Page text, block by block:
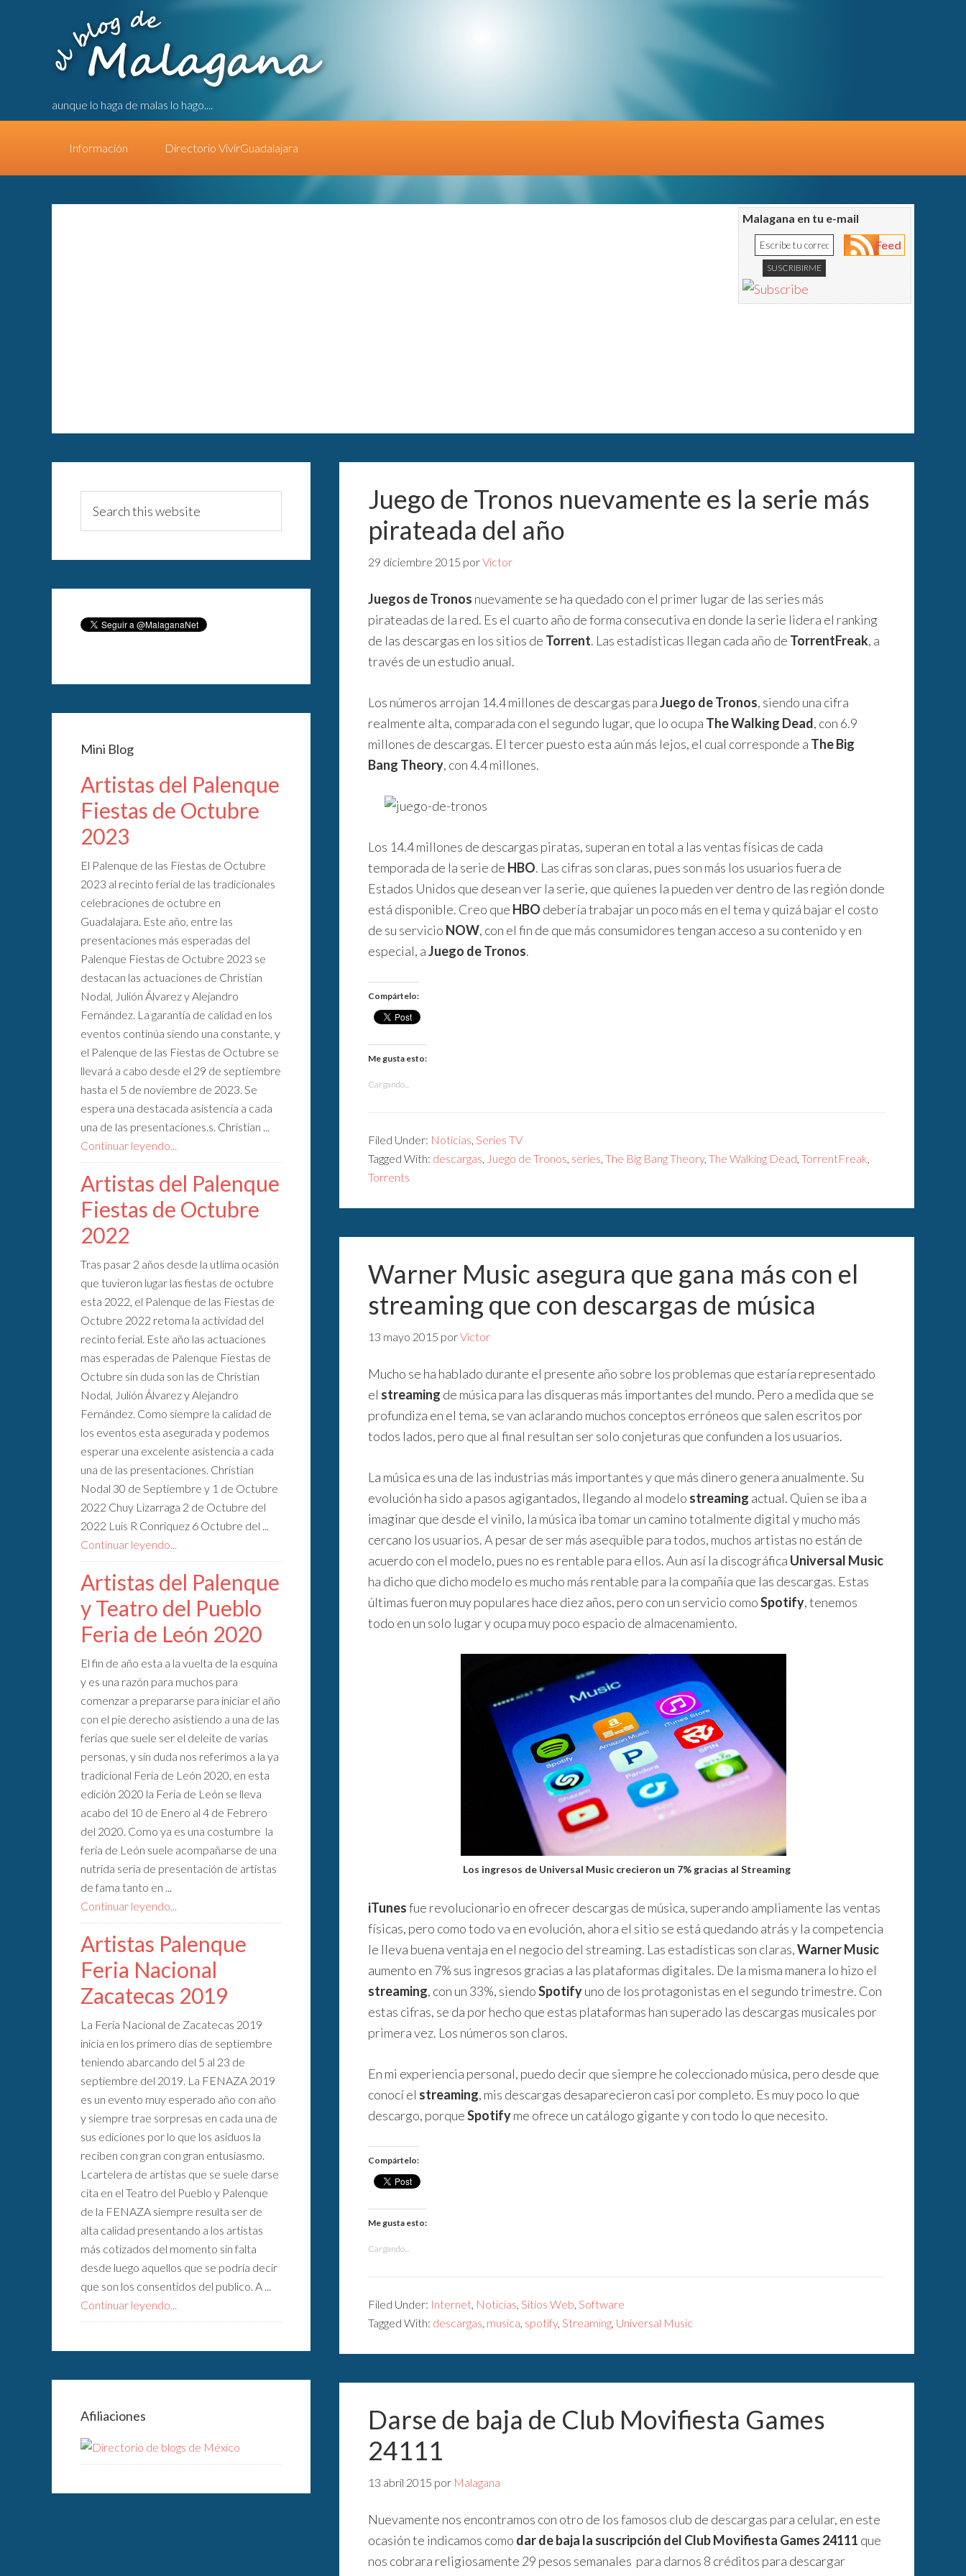
aunque lo haga de malas lo hago....
Información Directorio VivirGuadalajara
Malagana en tu e-mail
Feed
Juego de Tronos nuevamente es la serie más
pirateada del año
29 diciembre 2015 porVictor
Juegos de Tronos nuevamente se ha quedado con el primer lugar de las series más
pirateadas de la red. Es el cuarto año de forma consecutiva en donde la serie lidera el ranking
de las descargas en los sitios de Torrent. Las estadísticas llegan cada año de TorrentFreak, a
través de un estudio anual.
Los números arrojan 14.4 millones de descargas paraJuego de Tronos, siendo una cifra
realmente alta, comparada con el segundo lugar, que lo ocupa The Walking Dead, con 6.9
millones de descargas. El tercer puesto esta aún más lejos, el cual corresponde a The Big
Bang Theory, con 4.4 millones.
Los 14.4 millones de descargas piratas, superan en total a las ventas físicas de cada
temporada de la serie de HBO. Las cifras son claras, pues son más los usuarios fuera de
Estados Unidos que desean ver la serie, que quienes la pueden ver dentro de las región donde
está disponible. Creo que HBO debería trabajar un poco más en el tema y quizá bajar el costo
de su servicio NOW, con el fin de que más consumidores tengan acceso a su contenido y en
especial, aJuego de Tronos.
Compártelo:
Me gusta esto:
Cargando...
Filed Under: Noticias, Series TV
Tagged With: descargas, Juego de Tronos, series, The Big Bang Theory, The Walking Dead, TorrentFreak,
Torrents
Warner Music asegura que gana más con el
streaming que con descargas de música
13 mayo 2015 porVictor
Mucho se ha hablado durante el presente año sobre los problemas que estaría representado
el streaming de música para las disqueras más importantes del mundo. Pero a medida que se
profundiza en el tema, se van aclarando muchos conceptos erróneos que salen escritos por
todos lados, pero que al final resultan ser solo conjeturas que confunden a los usuarios.
La música es una de las industrias más importantes y que más dinero genera anualmente. Su
evolución ha sido a pasos agigantados, llegando al modelo streaming actual. Quien se iba a
imaginar que desde el vinilo, la música iba tomar un camino totalmente digital y mucho más
cercano los usuarios. A pesar de ser más asequible para todos, muchos artistas no están de
acuerdo con el modelo, pues no es rentable para ellos. Aun así la discográfica Universal Music
ha dicho que dicho modelo es mucho más rentable para la compañía que las descargas. Estas
últimas fueron muy populares hace diez años, pero con un servicio comoSpotify, tenemos
todo en un solo lugar y ocupa muy poco espacio de almacenamiento.
Los ingresos de Universal Music crecieron un 7% gracias al Streaming
iTunesfue revolucionario en ofrecer descargas de música, superando ampliamente las ventas
físicas, pero como todo va en evolución, ahora el sitio se está quedando atrás y la competencia
le lleva buena ventaja en el negocio del streaming. Las estadísticas son claras,Warner Music
aumento en 7% sus ingresos gracias a las plataformas digitales. De la misma manera lo hizo el
streaming, con un 33%, siendoSpotifyuno de los protagonistas en el segundo trimestre. Con
estas cifras, se da por hecho que estas plataformas han superado las descargas musicales por
primera vez. Los números son claros.
En mi experiencia personal, puedo decir que siempre he coleccionado música, pero desde que
conocí el streaming, mis descargas desaparecieron casi por completo. Es muy poco lo que
descargo, porqueSpotifyme ofrece un catálogo gigante y con todo lo que necesito.
Compártelo:
Me gusta esto:
Cargando...
Filed Under: Internet, Noticias, Sitios Web, Software
Tagged With: descargas, musica, spotify, Streaming, Universal Music
Darse de baja de Club Movifiesta Games
24111
13 abril 2015 por Malagana
Nuevamente nos encontramos con otro de los famosos club de descargas para celular, en este
ocasión te indicamos como dar de baja la suscripción del Club Movifiesta Games 24111 que
nos cobrara religiosamente 29 pesos semanales para darnos 8 créditos para descargar
Mini Blog
Artistas del Palenque
Fiestas de Octubre
2023
El Palenque de las Fiestas de Octubre
2023 al recinto ferial de las tradicionales
celebraciones de octubre en
Guadalajara. Este año, entre las
presentaciones más esperadas del
Palenque Fiestas de Octubre 2023 se
destacan las actuaciones de Christian
Nodal, Julión Álvarez y Alejandro
Fernández. La garantía de calidad en los
eventos continúa siendo una constante, y
el Palenque de las Fiestas de Octubre se
llevará a cabo desde el 29 de septiembre
hasta el 5 de noviembre de 2023. Se
espera una destacada asistencia a cada
una de las presentaciones.s. Christian ...
Continuar leyendo...
Artistas del Palenque
Fiestas de Octubre
2022
Tras pasar 2 años desde la utlima ocasión
que tuvieron lugar las fiestas de octubre
esta 2022, el Palenque de las Fiestas de
Octubre 2022 retoma la actividad del
recinto ferial. Este año las actuaciones
mas esperadas de Palenque Fiestas de
Octubre sin duda son las de Christian
Nodal, Julión Álvarez y Alejandro
Fernández. Como siempre la calidad de
los eventos esta asegurada y podemos
esperar una excelente asistencia a cada
una de las presentaciones. Christian
Nodal 30 de Septiembre y 1 de Octubre
2022 Chuy Lizarraga 2 de Octubre del
2022 Luis R Conriquez 6 Octubre del ...
Continuar leyendo...
Artistas del Palenque
y Teatro del Pueblo
Feria de León 2020
El fin de año esta a la vuelta de la esquina
y es una razón para muchos para
comenzar a prepararse para iniciar el año
con el pie derecho asistiendo a una de las
ferias que suele ser el deleite de varias
personas, y sin duda nos referimos a la ya
tradicional Feria de León 2020, en esta
edición 2020 la Feria de León se lleva
acabo del 10 de Enero al 4 de Febrero
del 2020. Como ya es una costumbre la
feria de León suele acompañarse de una
nutrida seria de presentación de artistas
de fama tanto en ...
Continuar leyendo...
Artistas Palenque
Feria Nacional
Zacatecas 2019
La Feria Nacional de Zacatecas 2019
inicia en los primero días de septiembre
teniendo abarcando del 5 al 23 de
septiembre del 2019. La FENAZA 2019
es un evento muy esperado año con año
y siempre trae sorpresas en cada una de
sus ediciones por lo que los asiduos la
reciben con gran con gran entusiasmo.
Lcartelera de artistas que se suele darse
cita en el Teatro del Pueblo y Palenque
de la FENAZA siempre resulta ser de
alta calidad presentando a los artistas
más cotizados del momento sin falta
desde luego aquellos que se podría decir
que son los consentidos del publico. A ...
Continuar leyendo...
Afiliaciones